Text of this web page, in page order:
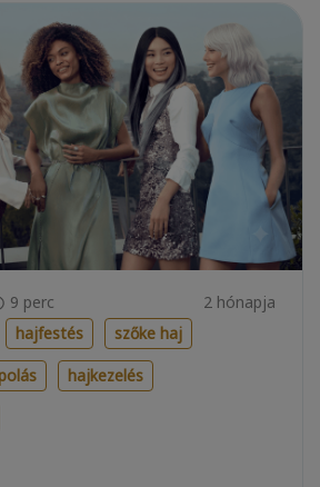
9 perc
2 hónapja
hajfestés
szőke haj
hajkezelés